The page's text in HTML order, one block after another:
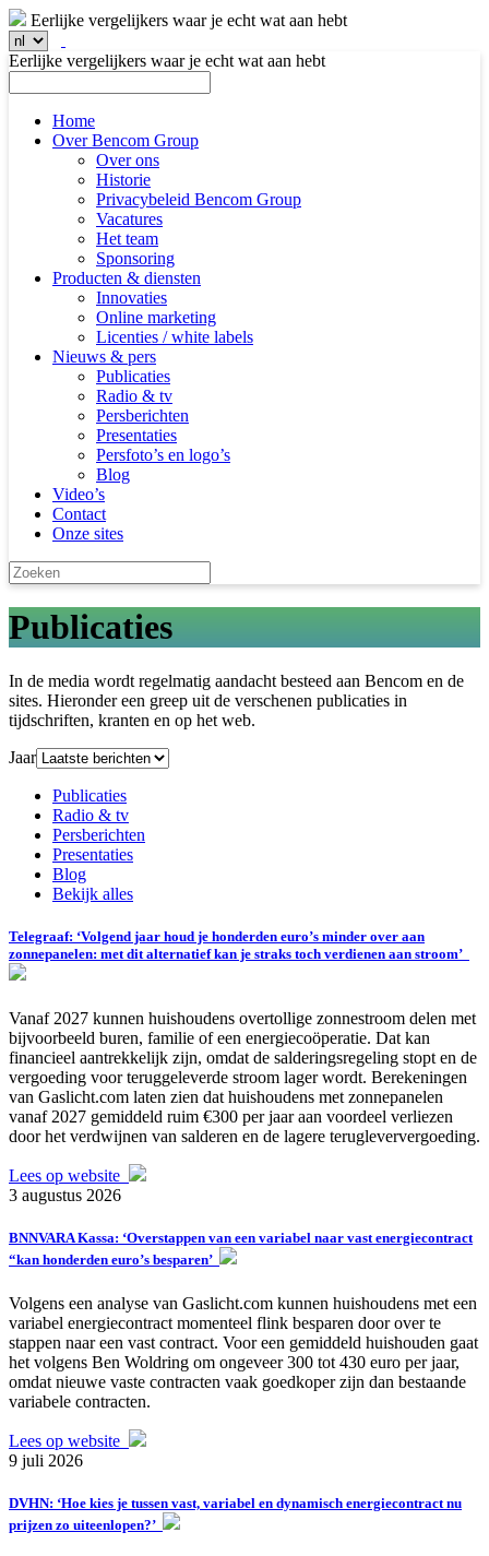
Eerlijke vergelijkers waar je echt wat aan hebt
Eerlijke vergelijkers waar je echt wat aan hebt
Home
Over Bencom Group
Over ons
Historie
Privacybeleid Bencom Group
Vacatures
Het team
Sponsoring
Producten & diensten
Innovaties
Online marketing
Licenties / white labels
Nieuws & pers
Publicaties
Radio & tv
Persberichten
Presentaties
Persfoto’s en logo’s
Blog
Video’s
Contact
Onze sites
Publicaties
In de media wordt regelmatig aandacht besteed aan Bencom en de
sites. Hieronder een greep uit de verschenen publicaties in
tijdschriften, kranten en op het web.
Jaar
Publicaties
Radio & tv
Persberichten
Presentaties
Blog
Bekijk alles
Telegraaf: ‘Volgend jaar houd je honderden euro’s minder over aan
zonnepanelen: met dit alternatief kan je straks toch verdienen aan stroom’
Vanaf 2027 kunnen huishoudens overtollige zonnestroom delen met
bijvoorbeeld buren, familie of een energiecoöperatie. Dat kan
financieel aantrekkelijk zijn, omdat de salderingsregeling stopt en de
vergoeding voor teruggeleverde stroom lager wordt. Berekeningen
van Gaslicht.com laten zien dat huishoudens met zonnepanelen
vanaf 2027 gemiddeld ruim €300 per jaar aan voordeel verliezen
door het verdwijnen van salderen en de lagere terugleververgoeding.
Lees op website
3 augustus 2026
BNNVARA Kassa: ‘Overstappen van een variabel naar vast energiecontract
“kan honderden euro’s besparen’
Volgens een analyse van Gaslicht.com kunnen huishoudens met een
variabel energiecontract momenteel flink besparen door over te
stappen naar een vast contract. Voor een gemiddeld huishouden gaat
het volgens Ben Woldring om ongeveer 300 tot 430 euro per jaar,
omdat nieuwe vaste contracten vaak goedkoper zijn dan bestaande
variabele contracten.
Lees op website
9 juli 2026
DVHN: ‘Hoe kies je tussen vast, variabel en dynamisch energiecontract nu
prijzen zo uiteenlopen?’